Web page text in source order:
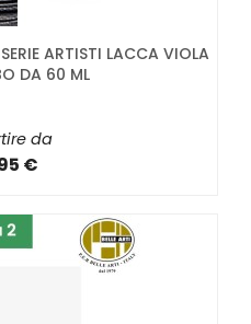
ARTISTI LACCA VIOLA
DA 60 ML
da
€